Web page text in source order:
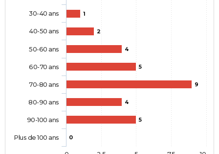
1
2
4
5
9
4
5
0
30-40 ans
40-50 ans
50-60 ans
60-70 ans
70-80 ans
80-90 ans
90-100 ans
Plus de 100 ans